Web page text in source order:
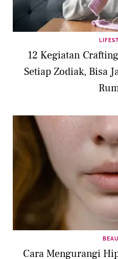
12 Kegiatan
Setiap Zodiak, Bisa
Cara Mengurangi